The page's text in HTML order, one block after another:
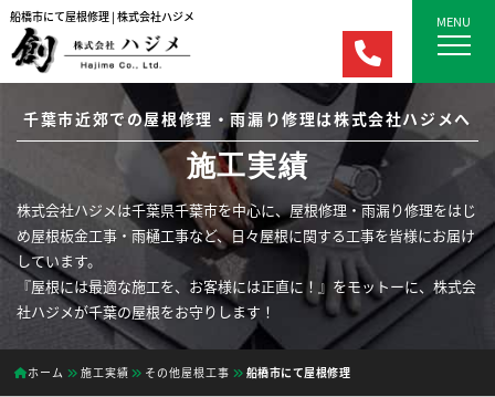
船橋市にて屋根修理 | 株式会社ハジメ MENU
千葉市近郊での屋根修理・雨漏り修理は株式会社ハジメへ
施工実績
株式会社ハジメは千葉県千葉市を中心に、屋根修理・雨漏り修理をはじ
め屋根板金工事・雨樋工事など、日々屋根に関する工事を皆様にお届け
しています。
『屋根には最適な施工を、お客様には正直に！』をモットーに、株式会
社ハジメが千葉の屋根をお守りします！
ホーム 施工実績 その他屋根工事 船橋市にて屋根修理